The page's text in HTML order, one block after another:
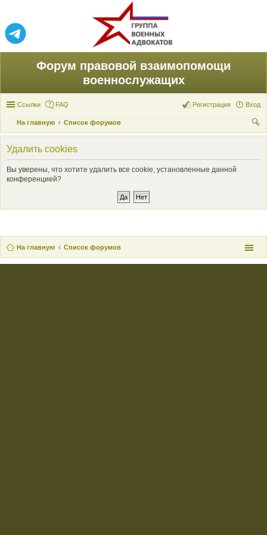
Форум правовой взаимопомощи
военнослужащих
Ссылки FAQ Вход
Регистрация
На главную
Список форумов
ои
Удалить cookies
Вы уверены, что хотите удалить все cookie, установленные данной
конференцией?
На главную Список форумов